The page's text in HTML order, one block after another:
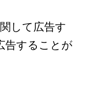
して広告す
告することが